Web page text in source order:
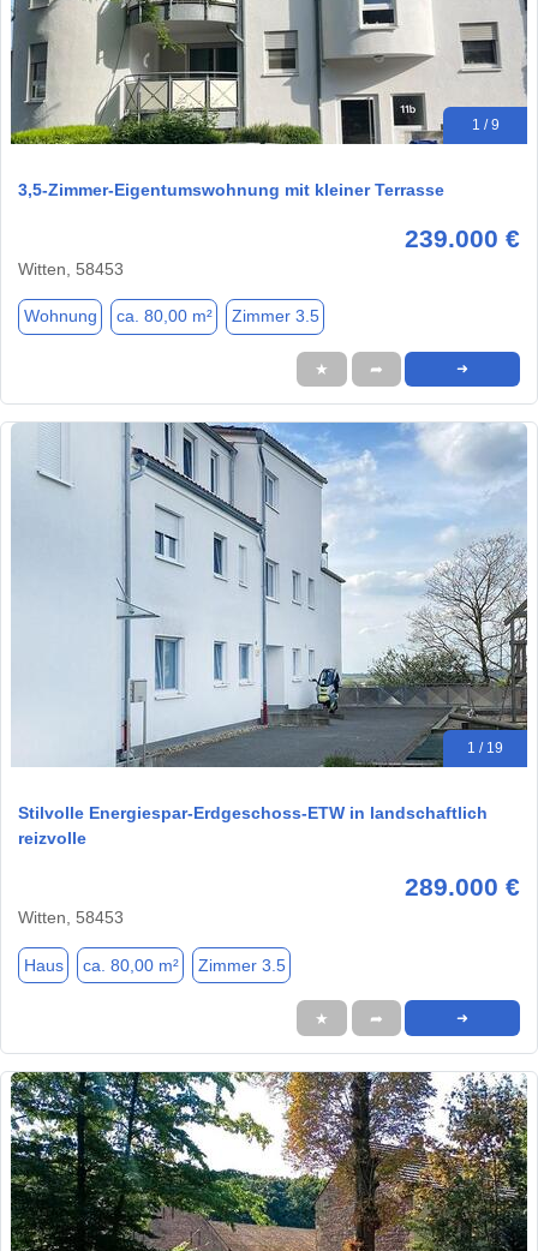
1 / 9
3,5-Zimmer-Eigentumswohnung mit kleiner Terrasse
239.000 €
Witten, 58453
Wohnung ca. 80,00 m² Zimmer 3.5
★ ➦ ➜
1 / 19
Stilvolle Energiespar-Erdgeschoss-ETW in landschaftlich
reizvolle
289.000 €
Witten, 58453
Haus ca. 80,00 m² Zimmer 3.5
★ ➦ ➜